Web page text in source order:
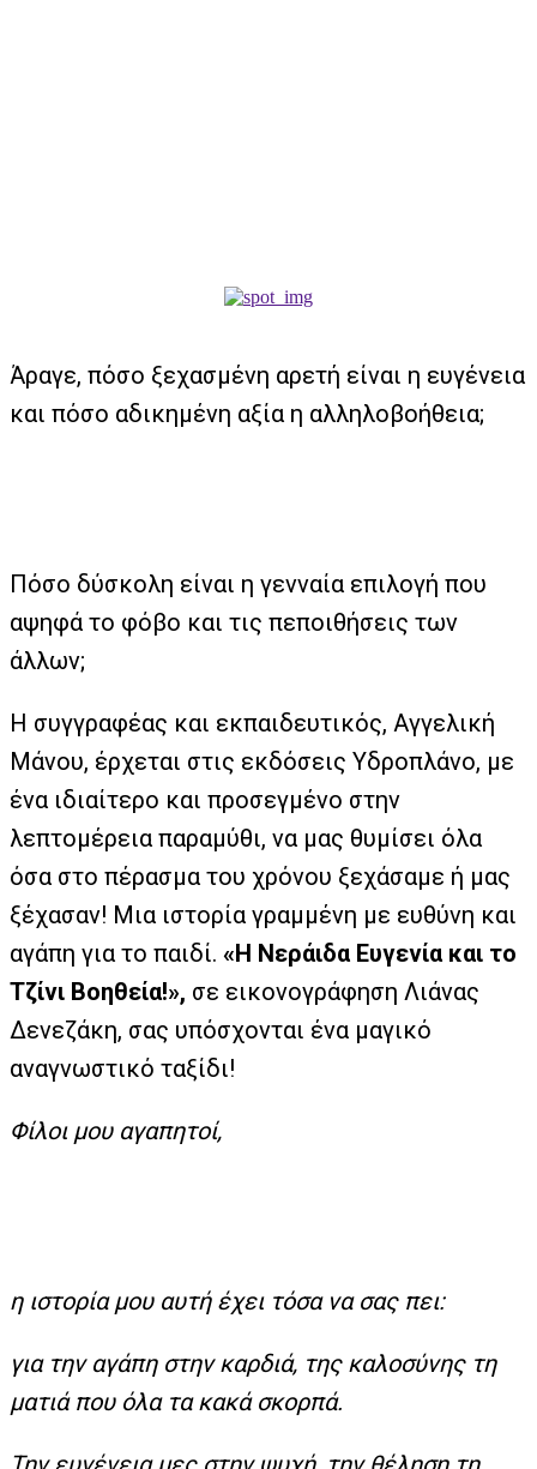
Άραγε, πόσο ξεχασμένη αρετή είναι η ευγένεια
και πόσο αδικημένη αξία η αλληλοβοήθεια;
Πόσο δύσκολη είναι η γενναία επιλογή που
αψηφά το φόβο και τις πεποιθήσεις των
άλλων;
Η συγγραφέας και εκπαιδευτικός, Αγγελική
Μάνου, έρχεται στις εκδόσεις Υδροπλάνο, με
ένα ιδιαίτερο και προσεγμένο στην
λεπτομέρεια παραμύθι, να μας θυμίσει όλα
όσα στο πέρασμα του χρόνου ξεχάσαμε ή μας
ξέχασαν! Μια ιστορία γραμμένη με ευθύνη και
αγάπη για το παιδί. «Η Νεράιδα Ευγενία και το
Tζίνι Βοηθεία!», σε εικονογράφηση Λιάνας
Δενεζάκη, σας υπόσχονται ένα μαγικό
αναγνωστικό ταξίδι!
Φίλοι μου αγαπητοί,
η ιστορία μου αυτή έχει τόσα να σας πει:
για την αγάπη στην καρδιά, της καλοσύνης τη
ματιά που όλα τα κακά σκορπά.